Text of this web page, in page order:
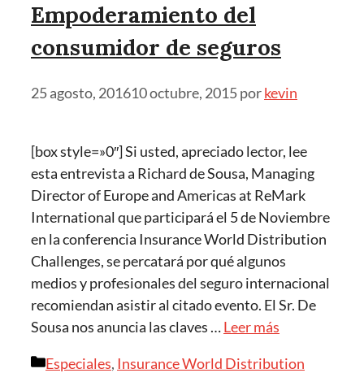
Empoderamiento del
consumidor de seguros
25 agosto, 201610 octubre, 2015porkevin
[box style=»0″] Si usted, apreciado lector, lee
esta entrevista a Richard de Sousa, Managing
Director of Europe and Americas at ReMark
International que participará el 5 de Noviembre
en la conferencia Insurance World Distribution
Challenges, se percatará por qué algunos
medios y profesionales del seguro internacional
recomiendan asistir al citado evento. El Sr. De
Sousa nos anuncia las claves …Leer más
Categorías
Especiales, Insurance World Distribution